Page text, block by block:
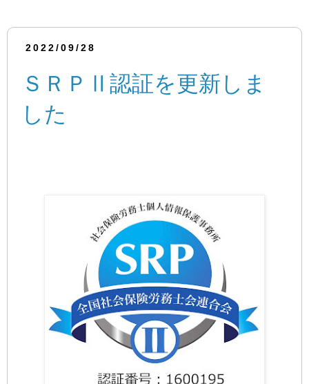
2022/09/28
ＳＲＰⅡ認証を更新しま
した